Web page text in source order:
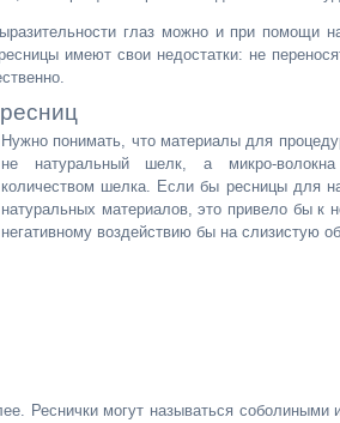
глаз можно и при помощи
имеют свои недостатки: не
Нужно понимать, что материалы для
не натуральный шелк, а микро-
количеством шелка. Если бы ресницы для
натуральных материалов, это привело бы к
негативному воздействию бы на слизистую
Реснички могут называться